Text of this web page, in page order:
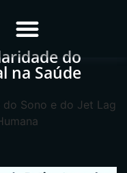
do
na Saúde